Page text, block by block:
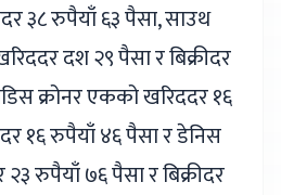
३८ रुपैयाँ ६३ पैसा, साउथ
दश २९ पैसा र बिक्रीदर
क्रोनर एकको खरिददर १६
१६ रुपैयाँ ४६ पैसा र डेनिस
रुपैयाँ ७६ पैसा र बिक्रीदर